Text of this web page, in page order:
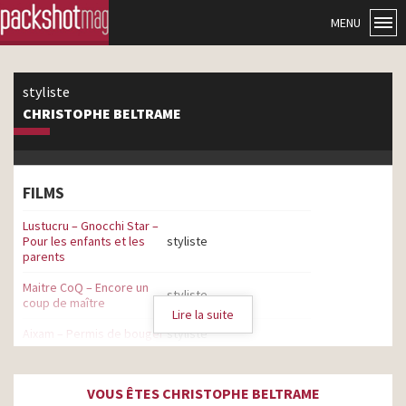
MENU
styliste
CHRISTOPHE BELTRAME
FILMS
Lustucru – Gnocchi Star –
Pour les enfants et les
parents
styliste
Maitre CoQ – Encore un
coup de maître
styliste
Aixam – Permis de bougerstyliste
– Pierre Chomet
styliste
Lire la suite
VOUS ÊTES CHRISTOPHE BELTRAME